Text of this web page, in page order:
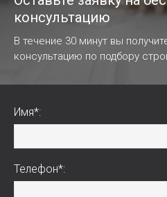
консультацию
В течение 30 минут вы
консультацию по подбору
Имя*:
Телефон*: